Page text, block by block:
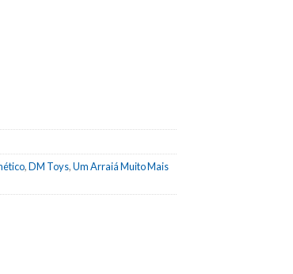
,DM Toys,Um Arraiá Muito Mais